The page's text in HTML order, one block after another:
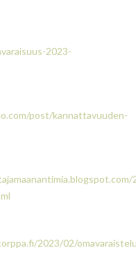
2023-
post/kannattavuuden-
2023/02/